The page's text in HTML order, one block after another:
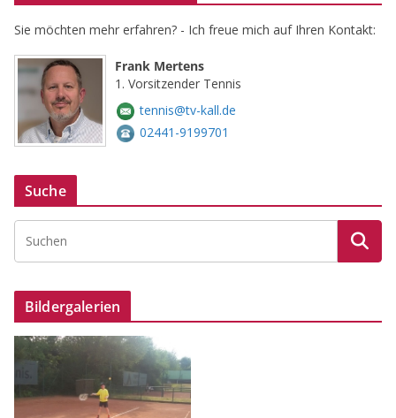
Sie möchten mehr erfahren? - Ich freue mich auf Ihren Kontakt:
Frank Mertens
1. Vorsitzender Tennis
tennis@tv-kall.de
02441-9199701
Suche
Bildergalerien